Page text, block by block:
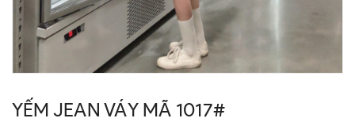
YẾM JEAN VÁY MÃ 1017#